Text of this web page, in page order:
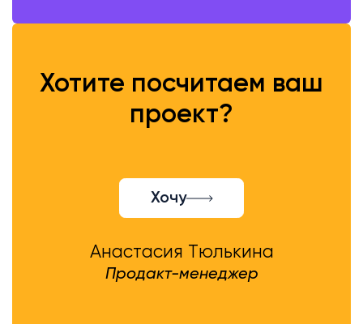
Хотите посчитаем ваш
проект?
Хочу
Анастасия Тюлькина
Продакт-менеджер